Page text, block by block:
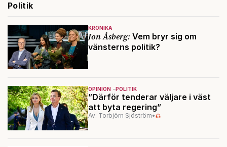
Politik
KRÖNIKA
Jon Åsberg: Vem bryr sig om
vänsterns politik?
OPINION POLITIK
”Därför tenderar väljare i väst
att byta regering”
Av: Torbjörn Sjöström•